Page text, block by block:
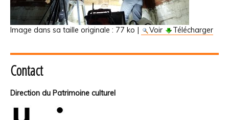
Image dans sa taille originale : 77 ko | Voir Télécharger
Contact
Direction du Patrimoine culturel